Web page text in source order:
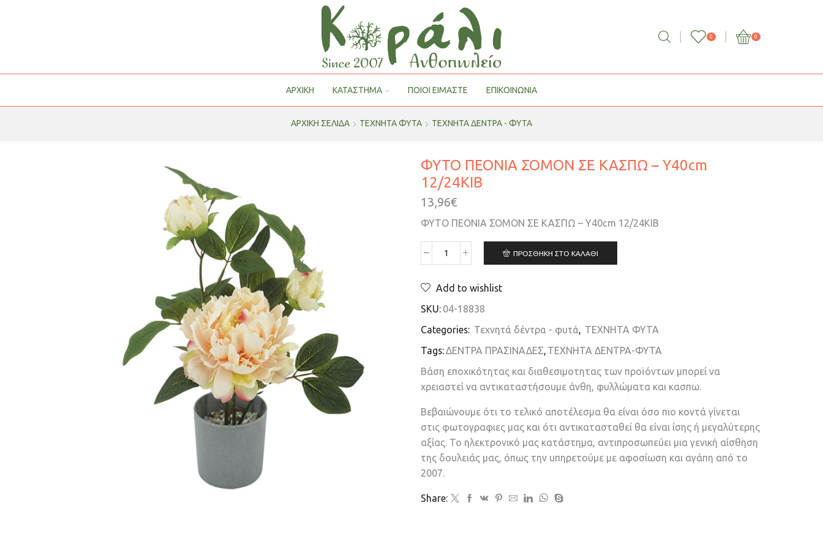
0 0
ΑΡΧΙΚΗ ΚΑΤΑΣΤΗΜΑ ΠΟΙΟΙ ΕΊΜΑΣΤΕ ΕΠΙΚΟΙΝΩΝΙΑ
ΑΡΧΙΚΉ ΣΕΛΊΔΑ ΤΕΧΝΗΤΑ ΦΥΤΑ ΤΕΧΝΗΤΆ ΔΈΝΤΡΑ - ΦΥΤΆ
ΦΥΤΟ ΠΕΟΝΙΑ ΣΟΜΟΝ ΣΕ ΚΑΣΠΩ – Υ40cm
12/24ΚΙΒ
13,96€
ΦΥΤΟ ΠΕΟΝΙΑ ΣΟΜΟΝ ΣΕ ΚΑΣΠΩ – Υ40cm 12/24ΚΙΒ
ΠΡΟΣΘΉΚΗ ΣΤΟ ΚΑΛΆΘΙ
Add to wishlist
SKU: 04-18838
Categories: Τεχνητά δέντρα - φυτά, ΤΕΧΝΗΤΑ ΦΥΤΑ
Tags:ΔΕΝΤΡΑ ΠΡΑΣΙΝΑΔΕΣ, ΤΕΧΝΗΤΑ ΔΕΝΤΡΑ-ΦΥΤΑ
Βάση εποχικότητας και διαθεσιμοτητας των προϊόντων μπορεί να
χρειαστεί να αντικαταστήσουμε άνθη, φυλλώματα και κασπω.
Βεβαιώνουμε ότι το τελικό αποτέλεσμα θα είναι όσο πιο κοντά γίνεται
στις φωτογραφιες μας και ότι αντικατασταθεί θα είναι ίσης ή μεγαλύτερης
αξίας. Το ηλεκτρονικό μας κατάστημα, αντιπροσωπεύει μια γενική αίσθηση
της δουλειάς μας, όπως την υπηρετούμε με αφοσίωση και αγάπη από το
2007.
Share: